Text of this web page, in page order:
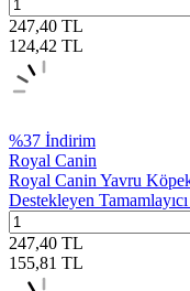
247,40 TL
124,42 TL
%37 İndirim
Royal Canin
Royal Canin Yavru
Destekleyen
247,40 TL
155,81 TL